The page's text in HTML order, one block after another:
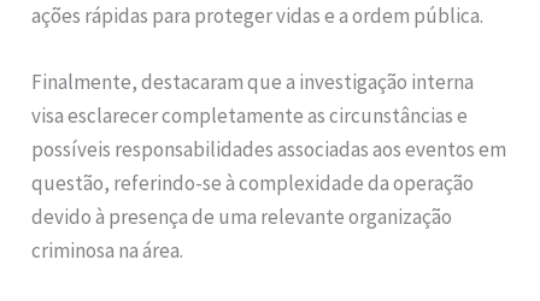
ações rápidas para proteger vidas e a ordem pública.
Finalmente, destacaram que a investigação interna
visa esclarecer completamente as circunstâncias e
possíveis responsabilidades associadas aos eventos em
questão, referindo-se à complexidade da operação
devido à presença de uma relevante organização
criminosa na área.